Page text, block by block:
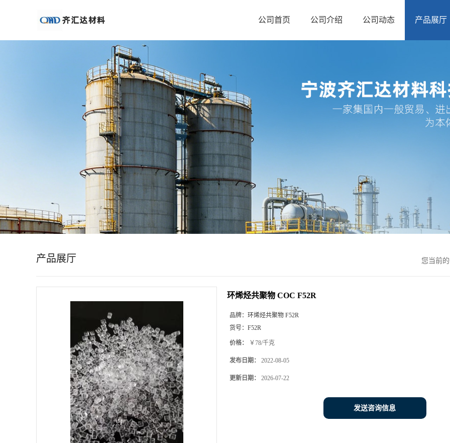
绍
公司首页 公司介绍 公司动态 产品展厅
产品展厅 您当前
环烯烃共聚物 COC F52R
品牌： 环烯烃共聚物 F52R
货号： F52R
价格： ￥78/千克
发布日期： 2022-08-05
更新日期： 2026-07-22
发送咨询信息